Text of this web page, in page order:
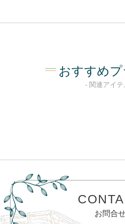
おすすめ
関連アイテ
お問合